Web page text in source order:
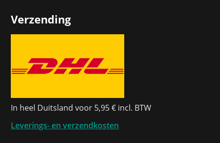
Verzending
In heel Duitsland voor 5,95 € incl. BTW
Leverings- en verzendkosten